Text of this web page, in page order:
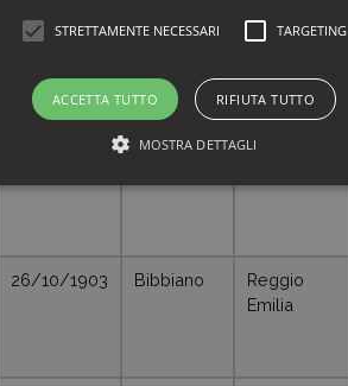
Monferrato
26/10/1903 Bibbiano
Reggio
Emilia
STRETTAMENTE NECESSARI TARGETING
ACCETTA TUTTO RIFIUTA TUTTO
MOSTRA DETTAGLI